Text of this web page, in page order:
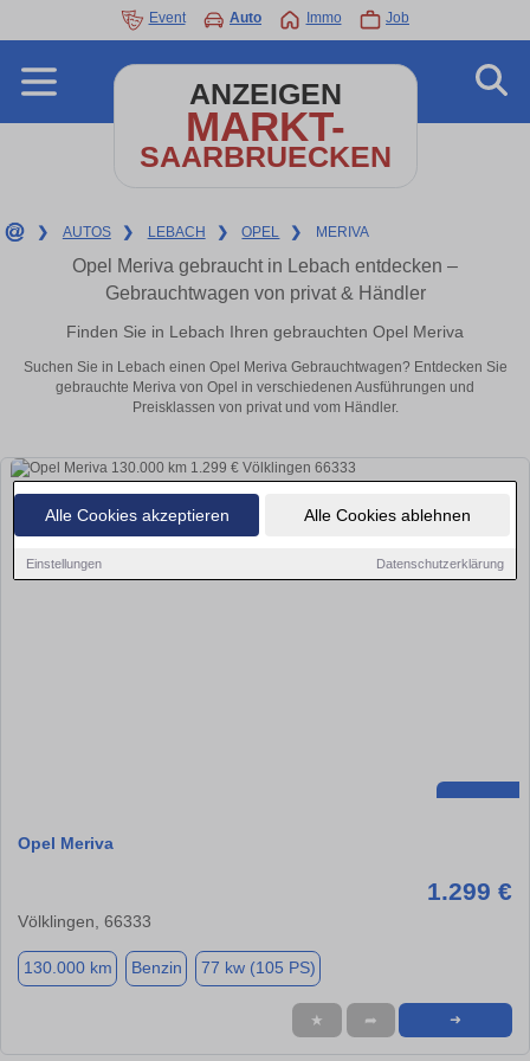
Alle Cookies akzeptieren Alle Cookies ablehnen
Einstellungen Datenschutzerklärung
Event Auto Immo Job
ANZEIGEN
MARKT-
SAARBRUECKEN
❯ AUTOS ❯ LEBACH ❯ OPEL ❯ MERIVA
Opel Meriva gebraucht in Lebach entdecken –
Gebrauchtwagen von privat & Händler
Finden Sie in Lebach Ihren gebrauchten Opel Meriva
Suchen Sie in Lebach einen Opel Meriva Gebrauchtwagen? Entdecken Sie
gebrauchte Meriva von Opel in verschiedenen Ausführungen und
Preisklassen von privat und vom Händler.
Opel Meriva
1.299 €
Völklingen, 66333
130.000 km Benzin 77 kw (105 PS)
★ ➦ ➜